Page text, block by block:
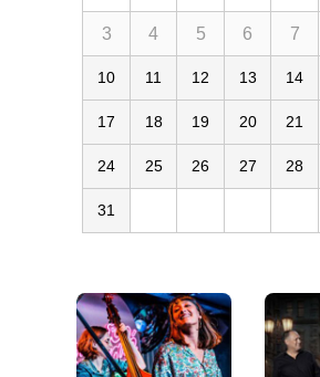
3 4 5 6 7
10 11 12 13 14
17 18 19 20 21
24 25 26 27 28
31